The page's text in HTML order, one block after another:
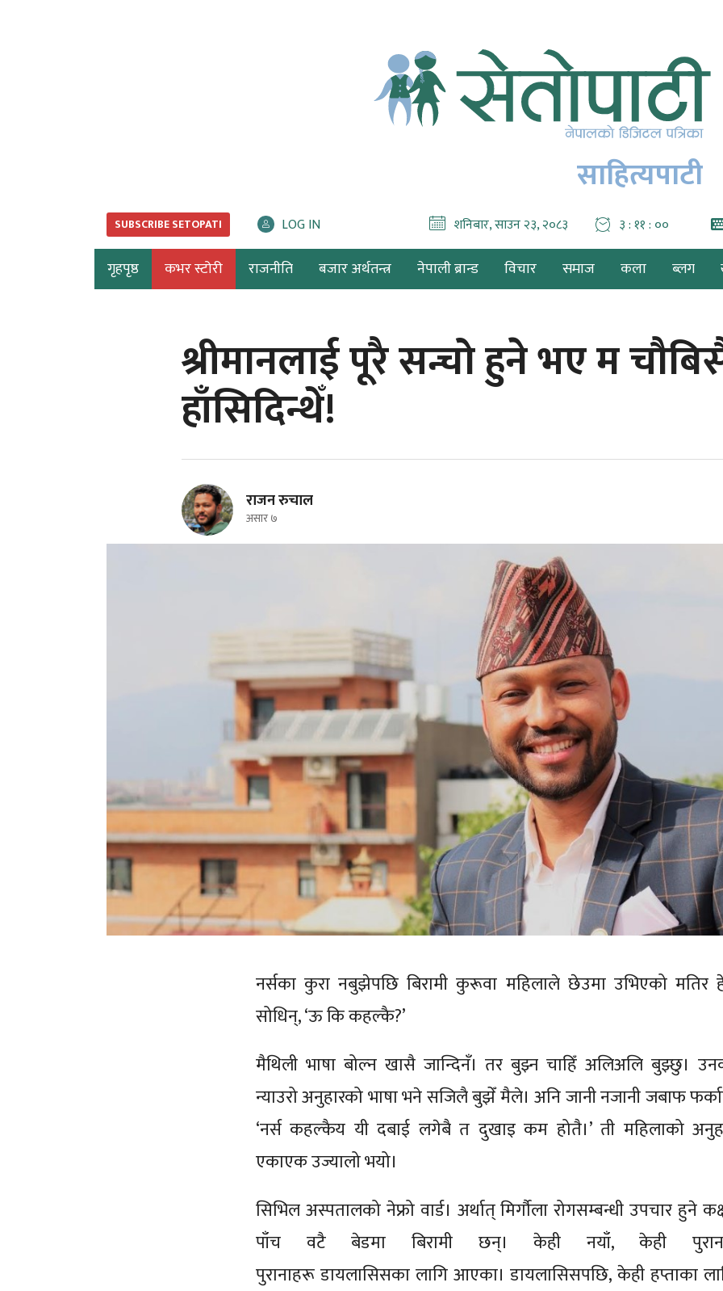
साहित्यपाटी
SUBSCRIBE SETOPATI LOG IN शनिबार, साउन २३, २०८३ ३ : ११ : ०१
गृहपृष्ठ कभर स्टोरी राजनीति बजार अर्थतन्त्र नेपाली ब्रान्ड विचार समाज कला ब्लग
श्रीमानलाई पूरै सन्चो हुने भए म
हाँसिदिन्थेँ!
राजन रुचाल
असार ७
नर्सका कुरा नबुझेपछि बिरामी कुरूवा महिलाले छेउमा उभिएको मतिर
सोधिन्, ‘ऊ कि कहल्कै?’
मैथिली भाषा बोल्न खासै जान्दिनँ। तर बुझ्न चाहिँ अलिअलि बुझ्छु।
न्याउरो अनुहारको भाषा भने सजिलै बुझेँ मैले। अनि जानी नजानी जबाफ
‘नर्स कहल्कैय यी दबाई लगेबै त दुखाइ कम होतै।’ ती महिलाको
एकाएक उज्यालो भयो।
सिभिल अस्पतालको नेफ्रो वार्ड। अर्थात् मिर्गौला रोगसम्बन्धी उपचार हुने
पाँच वटै बेडमा बिरामी छन्। केही नयाँ, केही
पुरानाहरू डायलासिसका लागि आएका। डायलासिसपछि, केही हप्ताका